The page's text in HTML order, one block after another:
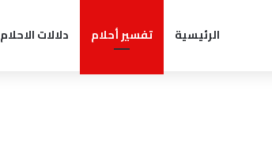
الرئيسية تفسير أحلام دلالات الاحلام